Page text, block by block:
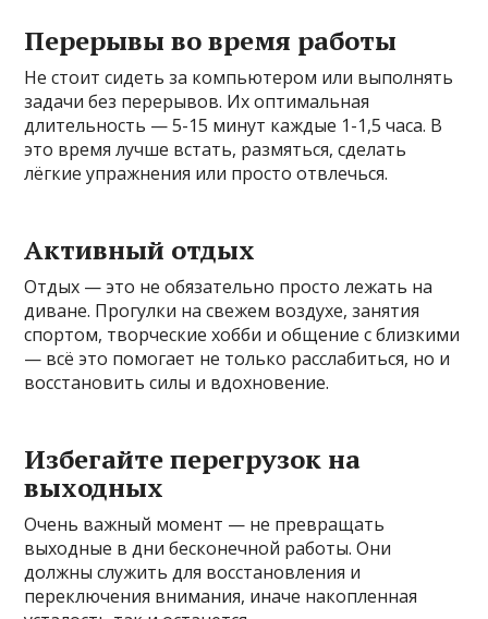
Перерывы во время работы
Не стоит сидеть за компьютером или выполнять
задачи без перерывов. Их оптимальная
длительность — 5-15 минут каждые 1-1,5 часа. В
это время лучше встать, размяться, сделать
лёгкие упражнения или просто отвлечься.
Активный отдых
Отдых — это не обязательно просто лежать на
диване. Прогулки на свежем воздухе, занятия
спортом, творческие хобби и общение с близкими
— всё это помогает не только расслабиться, но и
восстановить силы и вдохновение.
Избегайте перегрузок на
выходных
Очень важный момент — не превращать
выходные в дни бесконечной работы. Они
должны служить для восстановления и
переключения внимания, иначе накопленная